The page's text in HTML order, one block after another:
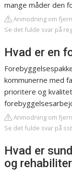
mange måder den
Anmodning om
Se det fulde svar på
Hvad er en
kommunerne med
prioritere og
Anmodning om
Se det fulde svar på
Hvad er
og